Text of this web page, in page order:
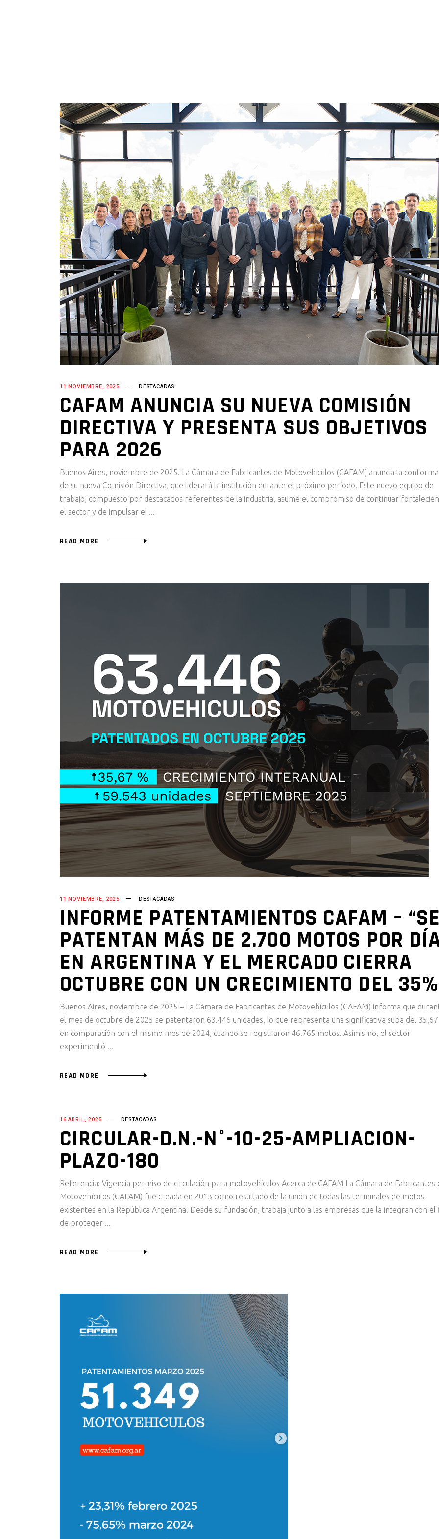
11 NOVIEMBRE, 2025 DESTACADAS
CAFAM ANUNCIA SU NUEVA COMISIÓN
DIRECTIVA Y PRESENTA SUS OBJETIVOS
PARA 2026
Buenos Aires, noviembre de 2025. La Cámara de Fabricantes de Motovehículos (CAFAM) anuncia la
de su nueva Comisión Directiva, que liderará la institución durante el próximo período. Este nuevo equipo de
trabajo, compuesto por destacados referentes de la industria, asume el compromiso de continuar
el sector y de impulsar el
READ MORE
11 NOVIEMBRE, 2025 DESTACADAS
INFORME PATENTAMIENTOS CAFAM – “SE
PATENTAN MÁS DE 2.700 MOTOS POR
EN ARGENTINA Y EL MERCADO CIERRA
OCTUBRE CON UN CRECIMIENTO DEL
Buenos Aires, noviembre de 2025 – La Cámara de Fabricantes de Motovehículos (CAFAM) informa que
el mes de octubre de 2025 se patentaron 63.446 unidades, lo que representa una significativa suba del
en comparación con el mismo mes de 2024, cuando se registraron 46.765 motos. Asimismo, el sector
experimentó
READ MORE
16 ABRIL, 2025 DESTACADAS
CIRCULAR-D.N.-N°-10-25-AMPLIACION-
PLAZO-180
Referencia: Vigencia permiso de circulación para motovehículos Acerca de CAFAM La Cámara de Fabricantes
Motovehículos (CAFAM) fue creada en 2013 como resultado de la unión de todas las terminales de motos
existentes en la República Argentina. Desde su fundación, trabaja junto a las empresas que la integran con el
de proteger
READ MORE